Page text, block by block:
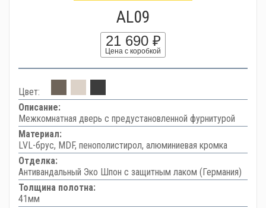
AL09
21 690 ₽
Цена с коробкой
Цвет:
Описание:
Межкомнатная дверь с предустановленной фурнитурой
Материал:
LVL-брус, MDF, пенополистирол, алюминиевая кромка
Отделка:
Антивандальный Эко Шпон с защитным лаком (Германия)
Толщина полотна:
41мм